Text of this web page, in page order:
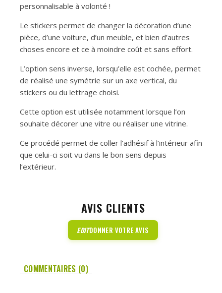
personnalisable à volonté !
Le stickers permet de changer la décoration d’une
pièce, d’une voiture, d’un meuble, et bien d’autres
choses encore et ce à moindre coût et sans effort.
L’option sens inverse, lorsqu’elle est cochée, permet
de réalisé une symétrie sur un axe vertical, du
stickers ou du lettrage choisi.
Cette option est utilisée notamment lorsque l’on
souhaite décorer une vitre ou réaliser une vitrine.
Ce procédé permet de coller l’adhésif à l’intérieur afin
que celui-ci soit vu dans le bon sens depuis
l’extérieur.
AVIS CLIENTS
EDITDONNER VOTRE AVIS
COMMENTAIRES (0)